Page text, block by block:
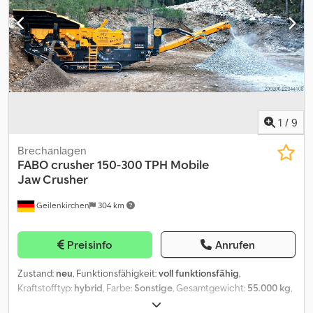
Technical Specifications of the Tracked Scalper Screen:
Dcjdpfjzbg R Rox Adqsk - *Bunker capacity :7m³ - *Production
capacity : 220 – 400 Tons per hour - *Vibrating Screen Size :
1530x4800 mm - *Total Power : 110 kvA - *Weight : 31.000 kg - *The
screen angle varies between 18-27°.
1 / 9
Geilenkirchen 304 km
Brechanlagen
FABO crusher150-300 TPH Mobile
Jaw Crusher
Preisinfo Anrufen
Zustand: neu, Funktionsfähigkeit:voll funktionsfähig,
Kraftstofftyp: hybrid, Farbe:Sonstige, Gesamtgewicht: 55.000 kg,
, *Alle unsere Produkte werden mit Sorgfalt